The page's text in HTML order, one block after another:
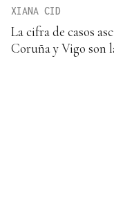
XIANA CID
La cifra de casos
Coruña y Vigo son